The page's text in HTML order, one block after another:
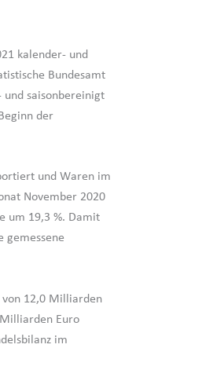
kalender- und
Bundesamt
saisonbereinigt
der
und Waren im
November 2020
um 19,3 %. Damit
gemessene
von 12,0 Milliarden
Euro
im